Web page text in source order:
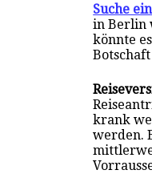
Suche
in Berlin
könnte
krank
werden.